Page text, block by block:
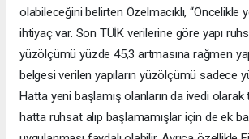
olabileceğini belirten Özelmacıklı, “Öncelikle
ihtiyaç var. Son TÜİK verilerine göre yapı
yüzölçümü yüzde 45,3 artmasına rağmen
belgesi verilen yapıların yüzölçümü sadece
Hatta yeni başlamış olanların da ivedi olarak
hatta ruhsat alıp başlamamışlar için de ek